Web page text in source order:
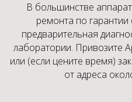
В большинстве
ремонта по гарантии
предварительная
лаборатории. Привозите
или (если цените время)
от адреса